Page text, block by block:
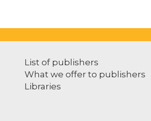
List of publishers
What we offer to publishers
Libraries